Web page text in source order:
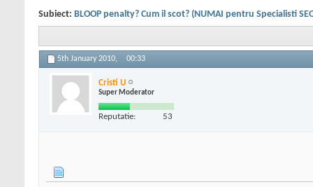
Subiect: BLOOP penalty? Cum il scot? (NUMAI pentru Specialisti
5th January 2010, 00:33
Cristi U
Super Moderator
Reputatie: 53